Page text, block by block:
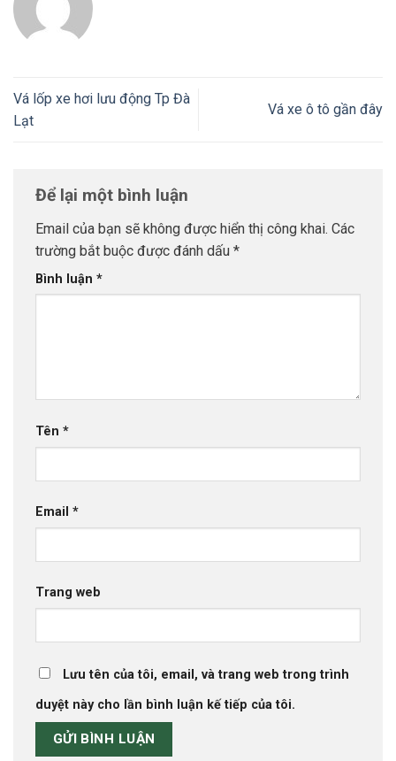
Vá lốp xe hơi lưu động Tp Đà
Lạt
Vá xe ô tô gần đây
Để lại một bình luận
Email của bạn sẽ không được hiển thị công khai. Các
trường bắt buộc được đánh dấu *
Bình luận *
Tên *
Email *
Trang web
Lưu tên của tôi, email, và trang web trong trình
duyệt này cho lần bình luận kế tiếp của tôi.